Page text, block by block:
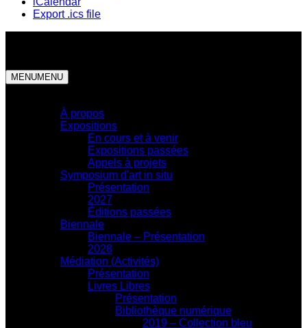
Export .ics file
MENUMENU
À propos
Expositions
En cours et à venir
Expositions passées
Appels à projets
Symposium d'art in situ
Présentation
2027
Éditions passées
Biennale
Biennale – Présentation
2028
Médiation (Activités)
Présentation
Livres Libres
Présentation
Bibliothèque numérique
2019 – Collection bleu